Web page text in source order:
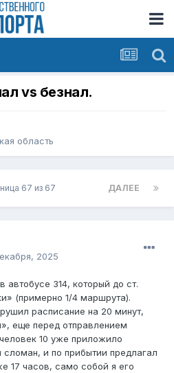
vs безнал.
область
ДАЛЕЕ
67 из 67
2025
автобусе 314, который до ст.
(примерно 1/4 маршрута).
расписание на 20 минут,
еще перед отправлением
10 уже приложило
сломан, и по прибытии предлагал
17 часов, само собой я его